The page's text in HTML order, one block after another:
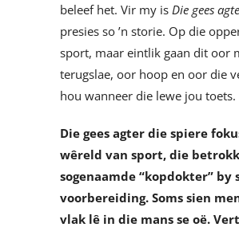
beleef het. Vir my is Die gees
presies so ’n storie. Op die
sport, maar eintlik gaan dit oor
terugslae, oor hoop en oor die
hou wanneer die lewe jou toets.
Die gees agter die spiere
wêreld van sport, die
sogenaamde “kopdokter” by
voorbereiding. Soms sien
vlak lê in die mans se oë.